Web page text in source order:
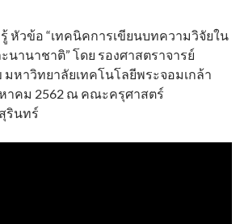
หัวข้อ “เทคนิคการเขียนบทความวิจัยใน
นานาชาติ” โดย รองศาสตราจารย์
หาวิทยาลัยเทคโนโลยีพระจอมเกล้า
าคม 2562 ณ คณะครุศาสตร์
รินทร์